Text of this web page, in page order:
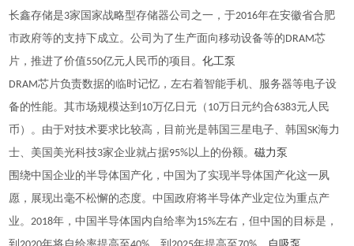
长鑫存储是3家国家战略型存储器公司之一，于2016年在安徽省合肥
市政府等的支持下成立。公司为了生产面向移动设备等的DRAM芯
片，推进了价值550亿元人民币的项目。化工泵
DRAM芯片负责数据的临时记忆，左右着智能手机、服务器等电子设
备的性能。其市场规模达到10万亿日元（10万日元约合6383元人民
币）。由于对技术要求比较高，目前光是韩国三星电子、韩国SK海力
士、美国美光科技3家企业就占据95%以上的份额。磁力泵
围绕中国企业的半导体国产化，中国为了实现半导体国产化这一夙
愿，展现出毫不松懈的态度。中国政府将半导体产业定位为重点产
业。2018年，中国半导体国内自给率为15%左右，但中国的目标是，